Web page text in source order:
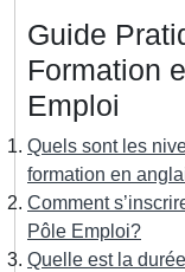
Guide
Formation
Emploi
Quels sont les
formation en
Comment
Pôle Emploi?
Quelle est la